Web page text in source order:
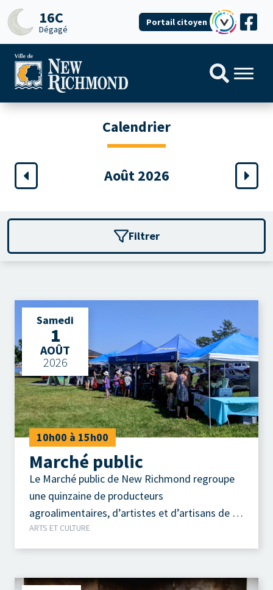
16C
Dégagé
Portail citoyen
Calendrier
Août 2026
Filtrer
Samedi
1
AOÛT
2026
10h00 à 15h00
Marché public
Le Marché public de New Richmond regroupe
une quinzaine de producteurs
agroalimentaires, d’artistes et d’artisans de la
région.
ARTS ET CULTURE